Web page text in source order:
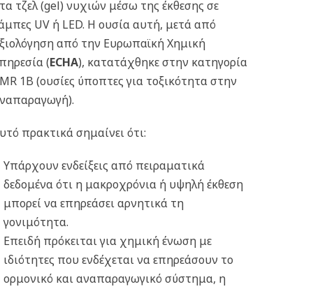
τζελ (gel) νυχιών μέσω της έκθεσης σε
UV ή LED. Η ουσία αυτή, μετά από
από την Ευρωπαϊκή Χημική
(ECHA), κατατάχθηκε στην κατηγορία
1B (ουσίες ύποπτες για τοξικότητα στην
πρακτικά σημαίνει ότι:
Υπάρχουν ενδείξεις από πειραματικά
δεδομένα ότι η μακροχρόνια ή υψηλή έκθεση
μπορεί να επηρεάσει αρνητικά τη
γονιμότητα.
Επειδή πρόκειται για χημική ένωση με
ιδιότητες που ενδέχεται να επηρεάσουν το
ορμονικό και αναπαραγωγικό σύστημα, η